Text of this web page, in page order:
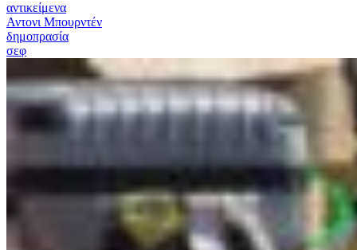
αντικείμενα
Αντονι Μπουρντέν
δημοπρασία
σεφ